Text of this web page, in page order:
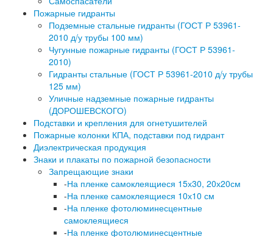
Пожарные гидранты
Подземные стальные гидранты (ГОСТ Р 53961-
2010 д/у трубы 100 мм)
Чугунные пожарные гидранты (ГОСТ Р 53961-
2010)
Гидранты стальные (ГОСТ Р 53961-2010 д/у трубы
125 мм)
Уличные надземные пожарные гидранты
(ДОРОШЕВСКОГО)
Подставки и крепления для огнетушителей
Пожарные колонки КПА, подставки под гидрант
Диэлектрическая продукция
Знаки и плакаты по пожарной безопасности
Запрещающие знаки
-На пленке самоклеящиеся 15х30, 20х20см
-На пленке самоклеящиеся 10х10 см
-На пленке фотолюминесцентные
самоклеящиеся
-На пленке фотолюминесцентные